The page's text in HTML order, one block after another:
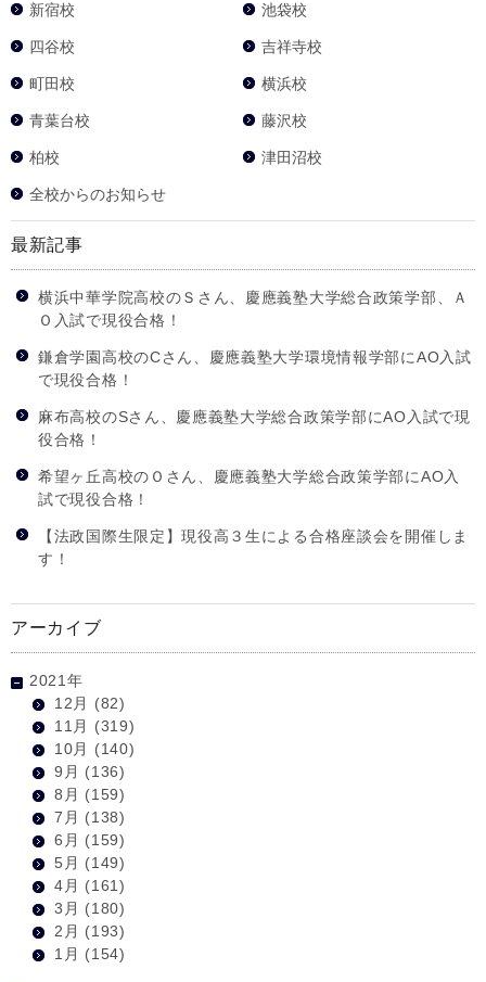
新宿校 池袋校
四谷校 吉祥寺校
町田校 横浜校
青葉台校 藤沢校
柏校 津田沼校
全校からのお知らせ
最新記事
横浜中華学院高校のＳさん、慶應義塾大学総合政策学部、Ａ
Ｏ入試で現役合格！
鎌倉学園高校のCさん、慶應義塾大学環境情報学部にAO入試
で現役合格！
麻布高校のSさん、慶應義塾大学総合政策学部にAO入試で現
役合格！
希望ヶ丘高校のＯさん、慶應義塾大学総合政策学部にAO入
試で現役合格！
【法政国際生限定】現役高３生による合格座談会を開催しま
す！
アーカイブ
2021年
12月
(82)
11月
(319)
10月
(140)
9月 (136)
8月 (159)
7月 (138)
6月 (159)
5月 (149)
4月 (161)
3月 (180)
2月 (193)
1月 (154)